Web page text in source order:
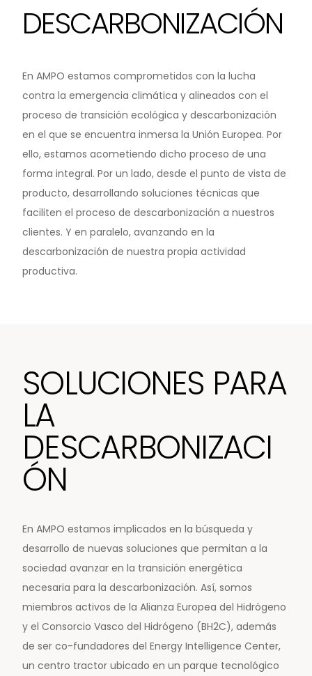
DESCARBONIZACIÓN
En AMPO estamos comprometidos con la lucha
contra la emergencia climática y alineados con el
proceso de transición ecológica y descarbonización
en el que se encuentra inmersa la Unión Europea. Por
ello, estamos acometiendo dicho proceso de una
forma integral. Por un lado, desde el punto de vista de
producto, desarrollando soluciones técnicas que
faciliten el proceso de descarbonización a nuestros
clientes. Y en paralelo, avanzando en la
descarbonización de nuestra propia actividad
productiva.
SOLUCIONES PARA
LA
DESCARBONIZACI
ÓN
En AMPO estamos implicados en la búsqueda y
desarrollo de nuevas soluciones que permitan a la
sociedad avanzar en la transición energética
necesaria para la descarbonización. Así, somos
miembros activos de la Alianza Europea del Hidrógeno
y el Consorcio Vasco del Hidrógeno (BH2C), además
de ser co-fundadores del Energy Intelligence Center,
un centro tractor ubicado en un parque tecnológico